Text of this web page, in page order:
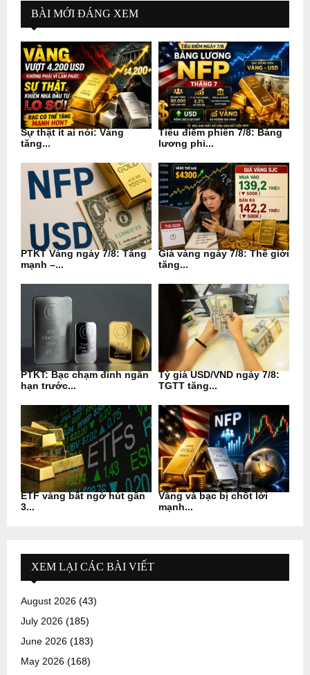
BÀI MỚI ĐÁNG XEM
Sự thật ít ai nói: Vàng
tăng...
Tiêu điểm phiên 7/8: Bảng
lương phi...
PTKT Vàng ngày 7/8: Tăng
mạnh –...
Giá vàng ngày 7/8: Thế giới
tăng...
PTKT: Bạc chạm đỉnh ngắn
hạn trước...
Tỷ giá USD/VND ngày 7/8:
TGTT tăng...
ETF vàng bất ngờ hút gần
3...
Vàng và bạc bị chốt lời
mạnh...
XEM LẠI CÁC BÀI VIẾT
August 2026 (43)
July 2026 (185)
June 2026 (183)
May 2026 (168)